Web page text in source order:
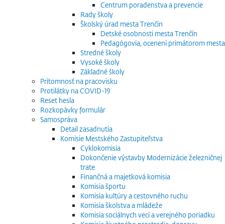
Centrum poradenstva a prevencie
Rady školy
Školský úrad mesta Trenčín
Detské osobnosti mesta Trenčín
Pedagógovia, ocenení primátorom mesta
Stredné školy
Vysoké školy
Základné školy
Prítomnosť na pracovisku
Protilátky na COVID-19
Reset hesla
Rozkopávky formulár
Samospráva
Detail zasadnutia
Komisie Mestského Zastupiteľstva
Cyklokomisia
Dokončenie výstavby Modernizácie železničnej
trate
Finančná a majetková komisia
Komisia športu
Komisia kultúry a cestovného ruchu
Komisia školstva a mládeže
Komisia sociálnych vecí a verejného poriadku